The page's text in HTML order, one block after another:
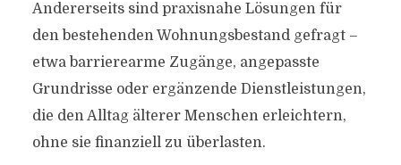
Andererseits sind praxisnahe Lösungen für
den bestehenden Wohnungsbestand gefragt –
etwa barrierearme Zugänge, angepasste
Grundrisse oder ergänzende Dienstleistungen,
die den Alltag älterer Menschen erleichtern,
ohne sie finanziell zu überlasten.